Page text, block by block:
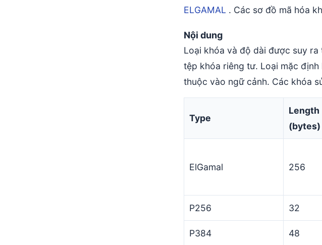
ELGAMAL . Các sơ đồ mã hóa
Nội dung
Loại khóa và độ dài được suy
tệp khóa riêng tư. Loại mặc
thuộc vào ngữ cảnh. Các khóa
Type
Length
(bytes)
ElGamal 256
P256 32
P384 48